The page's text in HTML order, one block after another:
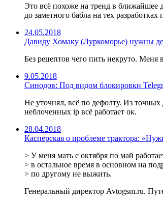
Это всё похоже на тренд в ближайшее
до заметного бабла на тех
24.05.2018
Давиду Хомаку (Луркоморье) нужны
Без рецептов чего пить некруто. Меня
9.05.2018
Синодов: Под видом блокировки
Не уточнял, всё по дефолту. Из точных
неблоченных ip всё работает ок.
28.04.2018
Касперская о проблеме трактора:
> У меня мать с октября по май
> в остальное время в основном на
> по другому не выжить.
Генеральный директор Avtogsm.ru.